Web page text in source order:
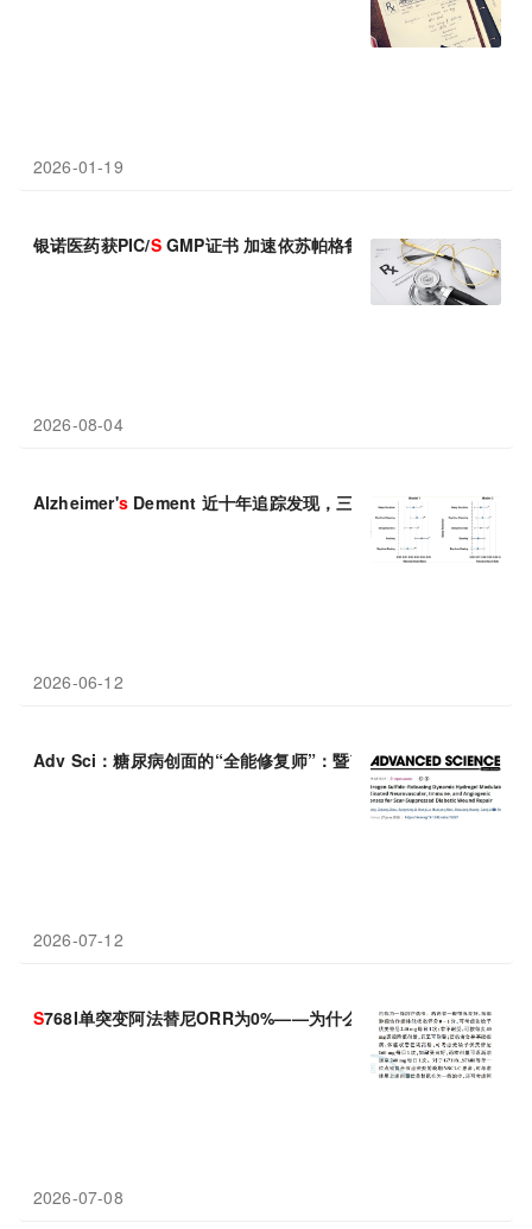
2026-01-19
银诺医药获PIC/SGMP证书 加速依苏帕格鲁肽α全球化出海进程
2026-08-04
Alzheimer'sDement 近十年追踪发现，三类睡眠习惯悄悄升高痴
2026-06-12
Adv Sci：糖尿病创面的“全能修复师”：暨南大学胡平等揭示H₂
2026-07-12
S768I单突变阿法替尼ORR为0%——为什么PACC突变不能只看
2026-07-08